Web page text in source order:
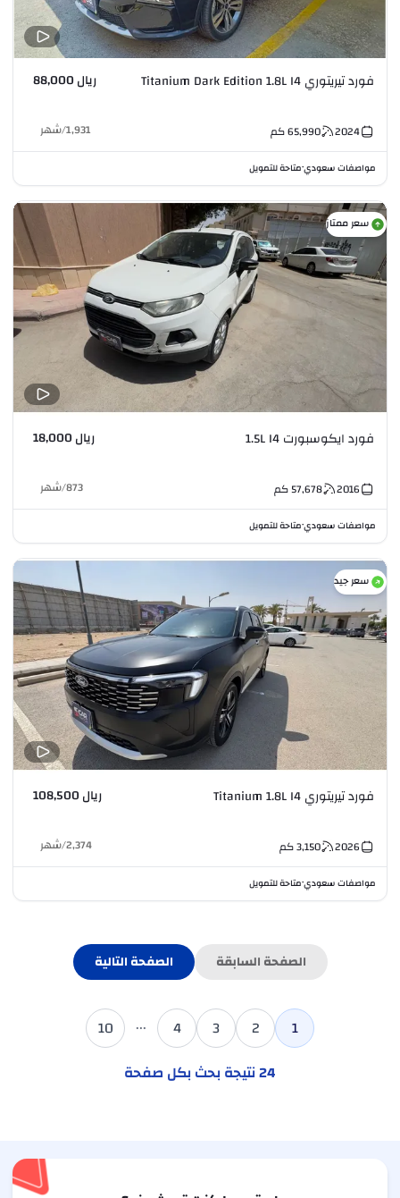
فورد تيريتوري Titanium Dark Edition 1.8L I4 ريال 88,000
2024
65,990كم 1,931
/شهر
مواصفات سعودي•متاحة للتمويل
سعر ممتاز
فورد ايكوسبورت 1.5L I4 ريال 18,000
2016
57,678كم 873
/شهر
مواصفات سعودي•متاحة للتمويل
سعر جيد
فورد تيريتوري Titanium 1.8L I4 ريال 108,500
2026
3,150كم 2,374
/شهر
مواصفات سعودي•متاحة للتمويل
الصفحة السابقة الصفحة التالية
1
2
3
4
...
10
24نتيجة بحث بكل صفحة